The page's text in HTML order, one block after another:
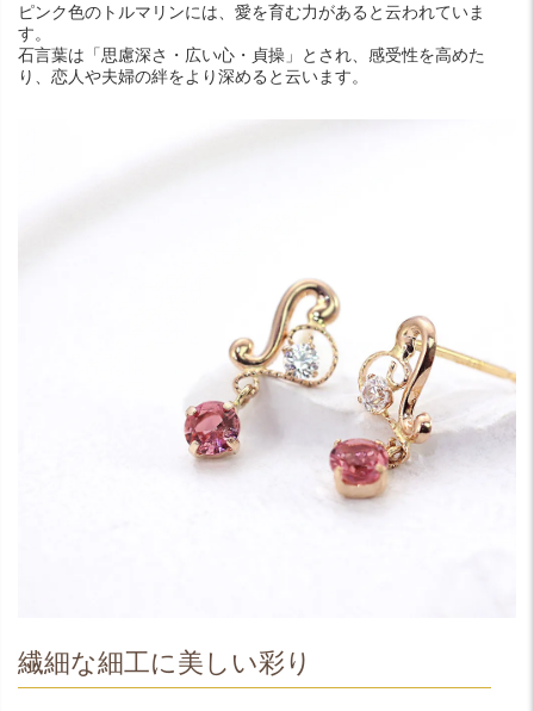
ピンク色のトルマリンには、愛を育む力があると云われていま
す。
石言葉は「思慮深さ・広い心・貞操」とされ、感受性を高めた
り、恋人や夫婦の絆をより深めると云います。
繊細な細工に美しい彩り